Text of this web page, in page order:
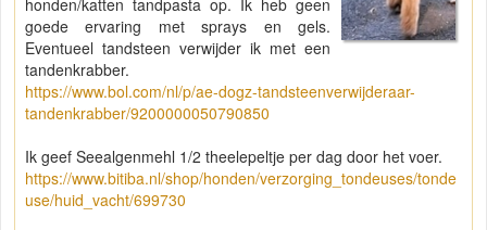
goede ervaring met sprays en gels.
Eventueel tandsteen verwijder ik met een
tandenkrabber.
https://www.bol.com/nl/p/ae-dogz-tandsteenverwijderaar-
tandenkrabber/9200000050790850
Ik geef Seealgenmehl 1/2 theelepeltje per dag door het voer.
https://www.bitiba.nl/shop/honden/verzorging_tondeuses/tonde
use/huid_vacht/699730